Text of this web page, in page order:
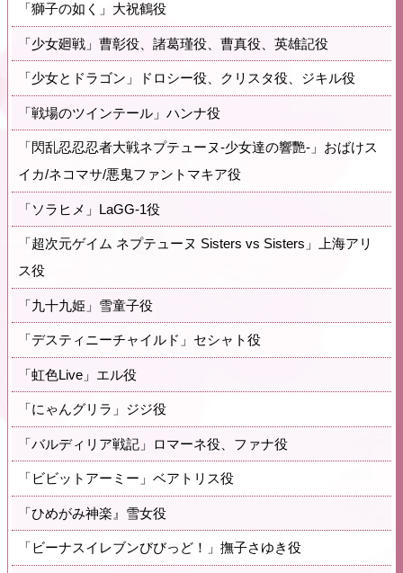
「獅子の如く」大祝鶴役
「少女廻戦」曹彰役、諸葛瑾役、曹真役、英雄記役
「少女とドラゴン」ドロシー役、クリスタ役、ジキル役
「戦場のツインテール」ハンナ役
「閃乱忍忍忍者大戦ネプテューヌ-少女達の響艷-」おばけス
イカ/ネコマサ/悪鬼ファントマキア役
「ソラヒメ」LaGG-1役
「超次元ゲイム ネプテューヌ Sisters vs Sisters」上海アリ
ス役
「九十九姫」雪童子役
「デスティニーチャイルド」セシャト役
「虹色Live」エル役
「にゃんグリラ」ジジ役
「バルディリア戦記」ロマーネ役、ファナ役
「ビビットアーミー」ベアトリス役
「ひめがみ神楽』雪女役
「ビーナスイレブンびびっど！」撫子さゆき役